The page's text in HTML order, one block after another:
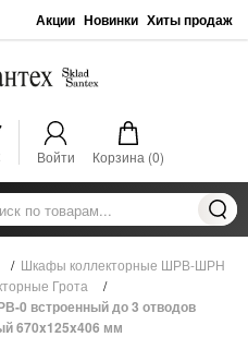
Акции Новинки Хиты продаж
Войти Корзина (0)
/ Шкафы коллекторные ШРВ-ШРН
Грота /
0 встроенный до 3 отводов
670x125x406 мм